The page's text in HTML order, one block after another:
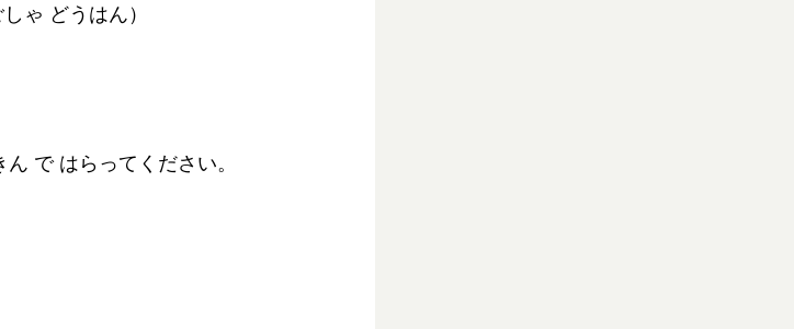
ゃ どうはん）
で はらってください。